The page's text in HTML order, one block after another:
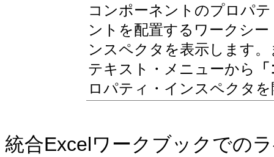
コンポーネントのプロパ
ントを配置するワークシ
ンスペクタを表示します
テキスト・メニューから
ロパティ・インスペクタ
統合Excelワークブックでの